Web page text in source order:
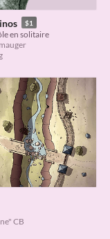
$1
en solitaire
CB